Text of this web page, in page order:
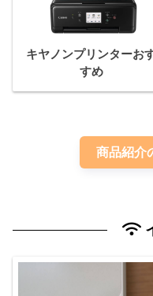
キヤノンプリンターお
すめ
商品紹介